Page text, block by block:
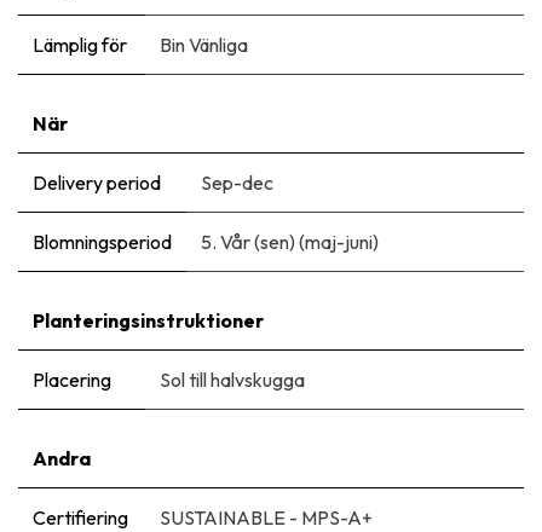
Lämplig för Bin Vänliga
När
Delivery period Sep-dec
Blomningsperiod 5. Vår (sen) (maj-juni)
Planteringsinstruktioner
Placering Sol till halvskugga
Andra
Certifiering SUSTAINABLE - MPS-A+